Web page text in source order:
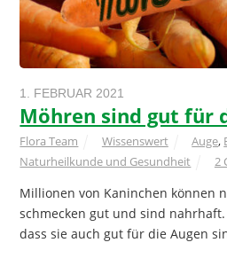
1. FEBRUAR 2021
Möhren sind gut für
Flora Team Wissenswert Auge,
Naturheilkunde und Gesundheit
2
Millionen von Kaninchen können
schmecken gut und sind
dass sie auch gut für die Augen